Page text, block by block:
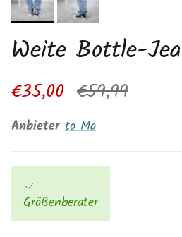
Weite Bottle-
Verkaufspreis
€35,00 Normaler Preis
€59,99
Anbieter to Ma
Größenberater